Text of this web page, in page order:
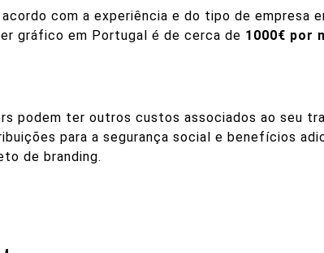
com a experiência e do tipo de empresa
gráfico em Portugal é de cerca de 1000€ por
podem ter outros custos associados ao seu
para a segurança social e benefícios
de branding.